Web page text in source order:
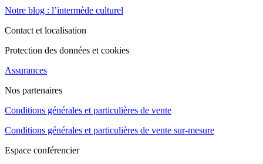
Notre blog : l’intermède culturel
Contact et localisation
Protection des données et cookies
Assurances
Nos partenaires
Conditions générales et particulières de vente
Conditions générales et particulières de vente sur-mesure
Espace conférencier